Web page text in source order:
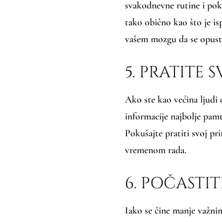
svakodnevne rutine i
tako obično kao što je
vašem mozgu da se
5. PRATITE
Ako ste kao većina ljudi
informacije najbolje
Pokušajte pratiti svoj
vremenom rada.
6.
Iako se čine manje